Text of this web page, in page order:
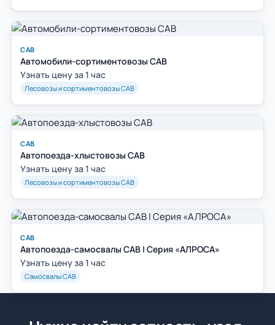
САВ
Автомобили-сортиментовозы САВ
Узнать цену за 1 час
Лесовозы и сортиментовозы САВ
САВ
Автопоезда-хлыстовозы САВ
Узнать цену за 1 час
Лесовозы и сортиментовозы САВ
САВ
Автопоезда-самосвалы САВ | Серия «АЛРОСА»
Узнать цену за 1 час
Самосвалы САВ